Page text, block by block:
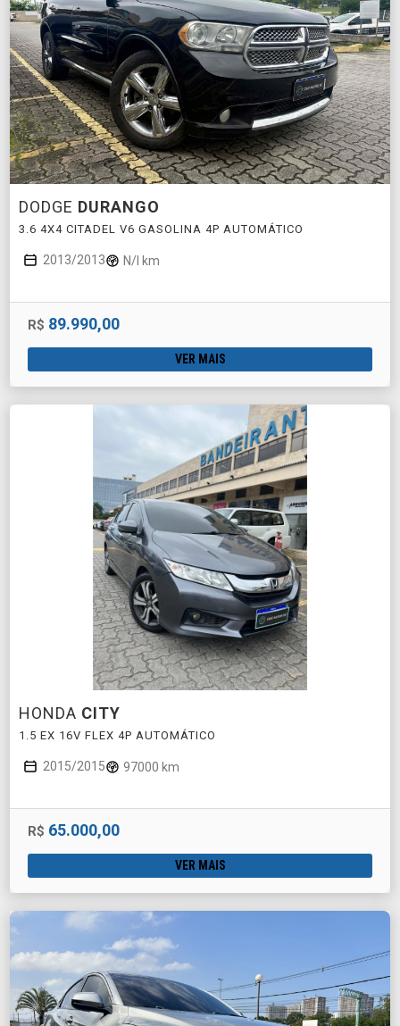
DODGE DURANGO
3.6 4X4 CITADEL V6 GASOLINA 4P AUTOMÁTICO
2013/2013 N/I km
R$ 89.990,00
VER MAIS
HONDA CITY
1.5 EX 16V FLEX 4P AUTOMÁTICO
2015/2015 97000 km
R$ 65.000,00
VER MAIS